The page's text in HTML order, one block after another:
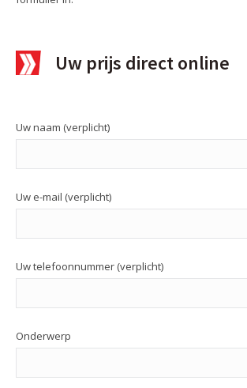
Uw prijs direct online
Uw naam (verplicht)
Uw e-mail (verplicht)
Uw telefoonnummer (verplicht)
Onderwerp